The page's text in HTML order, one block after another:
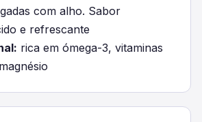
com alho. Sabor
e refrescante
rica em ómega-3, vitaminas